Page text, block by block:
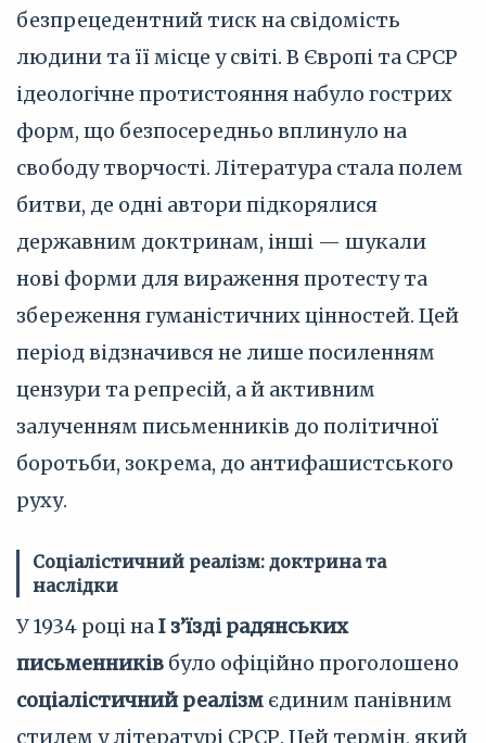
безпрецедентний тиск на свідомість
людини та її місце у світі. В Європі та СРСР
ідеологічне протистояння набуло гострих
форм, що безпосередньо вплинуло на
свободу творчості. Література стала полем
битви, де одні автори підкорялися
державним доктринам, інші — шукали
нові форми для вираження протесту та
збереження гуманістичних цінностей. Цей
період відзначився не лише посиленням
цензури та репресій, а й активним
залученням письменників до політичної
боротьби, зокрема, до антифашистського
руху.
Соціалістичний реалізм: доктрина та
наслідки
У 1934 році наІ з’їзді радянських
письменників було офіційно проголошено
соціалістичний реалізм єдиним панівним
стилем у літературі СРСР. Цей термін, який